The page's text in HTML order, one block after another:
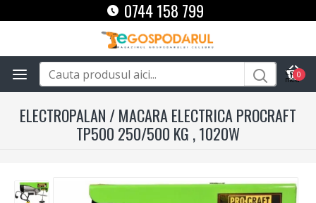
0744 158 799
0
ELECTROPALAN / MACARA ELECTRICA PROCRAFT
TP500 250/500 KG , 1020W